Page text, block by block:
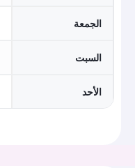
الجمعة
السبت
الأحد